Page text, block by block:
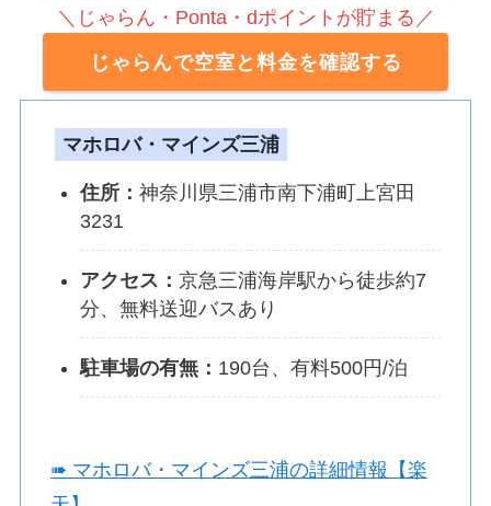
＼じゃらん・Ponta・dポイントが貯まる／
じゃらんで空室と料金を確認する
マホロバ・マインズ三浦
住所： 神奈川県三浦市南下浦町上宮田
3231
アクセス： 京急三浦海岸駅から徒歩約7
分、無料送迎バスあり
駐車場の有無： 190台、有料500円/泊
➠ マホロバ・マインズ三浦の詳細情報【楽